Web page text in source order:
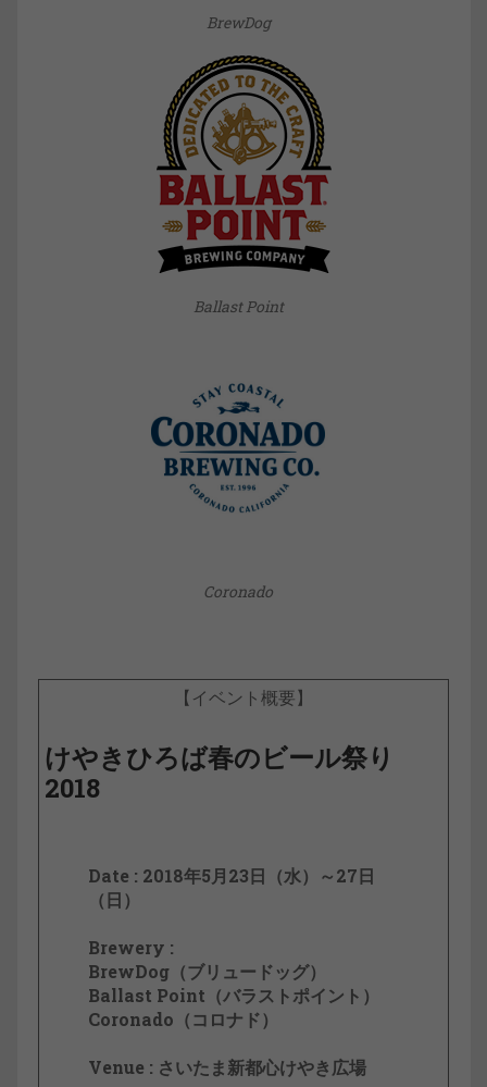
BrewDog
Ballast Point
Coronado
【イベント概要】
けやきひろば春のビール祭り
2018
Date : 2018年5月23日（水）～27日
（日）
Brewery :
BrewDog（ブリュードッグ）
Ballast Point（バラストポイント）
Coronado（コロナド）
Venue : さいたま新都心けやき広場